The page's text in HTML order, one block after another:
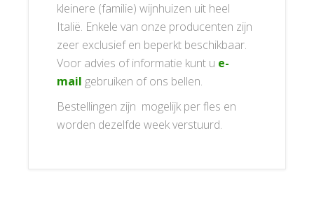
kleinere (familie) wijnhuizen uit heel
Italië. Enkele van onze producenten zijn
zeer exclusief en beperkt beschikbaar.
Voor advies of informatie kunt u e-
mail gebruiken of ons bellen.
Bestellingen zijn mogelijk per fles en
worden dezelfde week verstuurd.